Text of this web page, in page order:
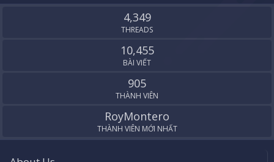
S
4,349
THREADS
10,455
BÀI VIẾT
905
THÀNH VIÊN
RoyMontero
THÀNH VIÊN MỚI NHẤT